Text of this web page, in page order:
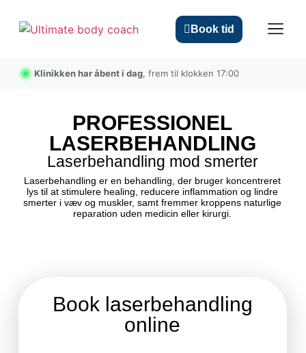
Book tid
Klinikken har åbent i dag, frem til klokken 17:00
PROFESSIONEL
LASERBEHANDLING
Laserbehandling mod smerter
Laserbehandling er en behandling, der bruger koncentreret
lys til at stimulere healing, reducere inflammation og lindre
smerter i væv og muskler, samt fremmer kroppens naturlige
reparation uden medicin eller kirurgi.
Book laserbehandling
online